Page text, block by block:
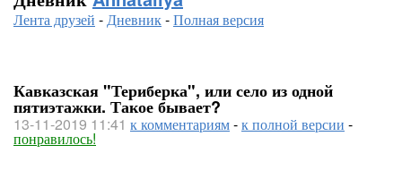
Лента друзей -Дневник-Полная версия
Кавказская "Териберка", или село из одной
пятиэтажки. Такое бывает?
13-11-2019 11:41 к комментариям-к полной версии -
понравилось!